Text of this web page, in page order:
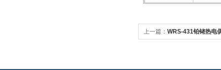
上一篇： WRS-431铂铑热电